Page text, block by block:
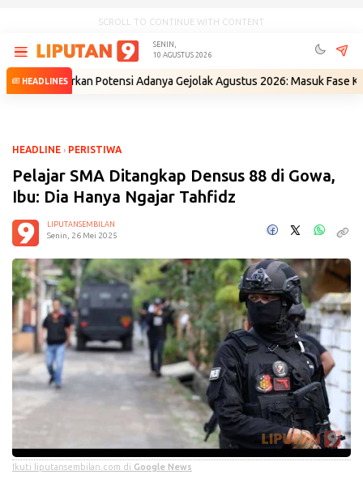
SCROLL TO CONTINUE WITH CONTENT
SENIN,
10 AGUSTUS 2026
HEADLINES
Potensi Adanya Gejolak Agustus 2026: Masuk Fase Krisis,
HEADLINE › PERISTIWA
Pelajar SMA Ditangkap Densus 88 di Gowa,
Ibu: Dia Hanya Ngajar Tahfidz
LIPUTANSEMBILAN
Senin, 26 Mei 2025
Ikuti liputansembilan.com di Google News